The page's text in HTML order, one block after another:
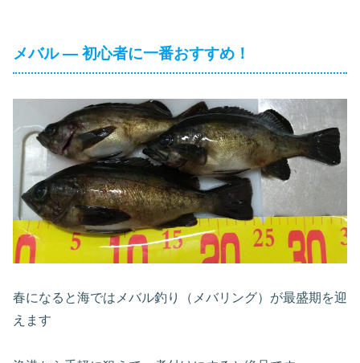
メバル ― 初心者に一番おすすめ！
春になると海ではメバル釣り（メバリング）が最盛期を迎
えます